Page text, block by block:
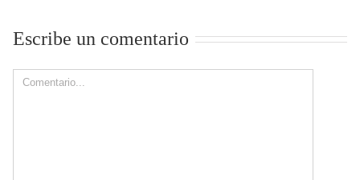
Escribe un comentario
Comment